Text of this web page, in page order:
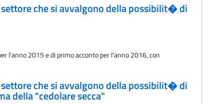
che si avvalgono della possibilit� di
l'anno 2015 e di primo acconto per l'anno 2016, con
che si avvalgono della possibilit� di
della "cedolare secca"